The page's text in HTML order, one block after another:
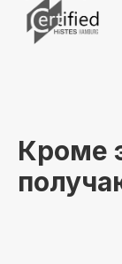
Кроме
fr111204.001